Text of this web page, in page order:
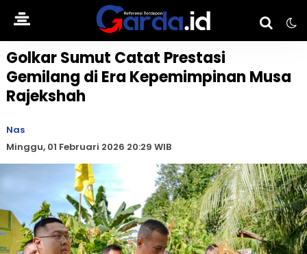
Golkar Sumut Catat Prestasi
Gemilang di Era Kepemimpinan Musa
Rajekshah
Nas
Minggu, 01 Februari 2026 20:29 WIB